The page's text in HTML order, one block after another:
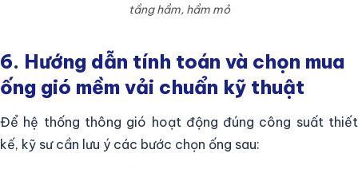
tầng hầm, hầm mỏ
6. Hướng dẫn tính toán và chọn mua
ống gió mềm vải chuẩn kỹ thuật
Để hệ thống thông gió hoạt động đúng công suất thiết
kế, kỹ sư cần lưu ý các bước chọn ống sau: